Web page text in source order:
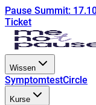
Pause Summit:
Ticket
Wissen
SymptomtestCircle
Kurse